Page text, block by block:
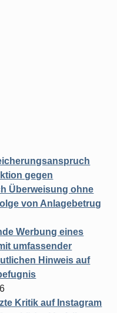
gegen
Überweisung ohne
von Anlagebetrug
Werbung eines
umfassender
Hinweis auf
Kritik auf Instagram